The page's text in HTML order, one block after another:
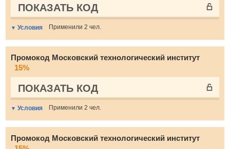
ПОКАЗАТЬ КОД
Условия Применили 2 чел.
Промокод Московский технологический институт
15%
ПОКАЗАТЬ КОД
Условия Применили 2 чел.
Промокод Московский технологический институт